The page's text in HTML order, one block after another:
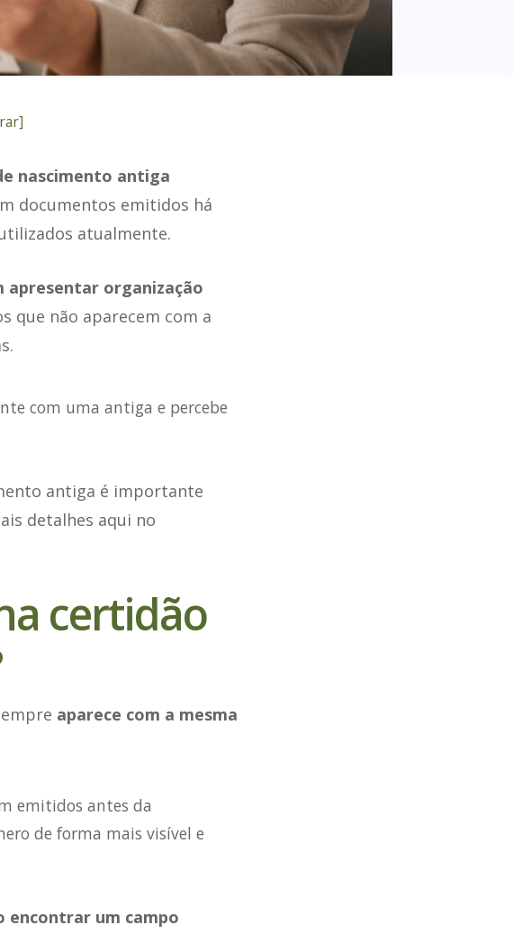
]
nascimento antiga
documentos emitidos há
atualmente.
apresentar organização
que não aparecem com a
com uma antiga e percebe
antiga é importante
detalhes aqui no
certidão
aparece com a mesma
emitidos antes da
de forma mais visível e
encontrar um campo